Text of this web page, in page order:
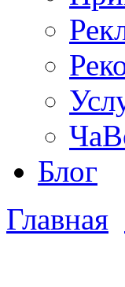
Блог
Главная